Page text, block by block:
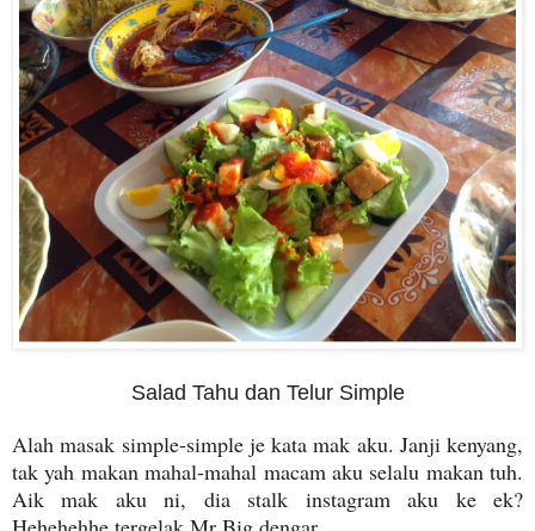
Salad Tahu dan Telur Simple
Alah masak simple-simple je kata mak aku. Janji kenyang,
tak yah makan mahal-mahal macam aku selalu makan tuh.
Aik mak aku ni, dia stalk instagram aku ke ek?